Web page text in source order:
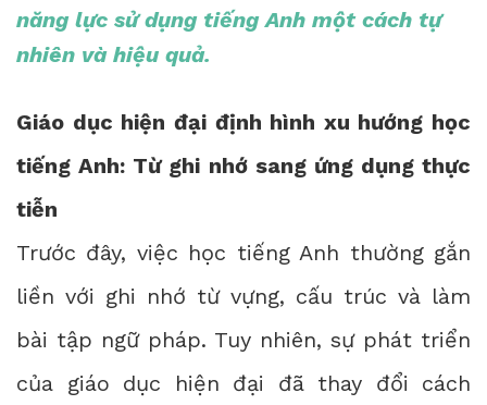
năng lực sử dụng tiếng Anh một cách tự
nhiên và hiệu quả.
Giáo dục hiện đại định hình xu hướng học
tiếng Anh: Từ ghi nhớ sang ứng dụng thực
tiễn
Trước đây, việc học tiếng Anh thường gắn
liền với ghi nhớ từ vựng, cấu trúc và làm
bài tập ngữ pháp. Tuy nhiên, sự phát triển
của giáo dục hiện đại đã thay đổi cách